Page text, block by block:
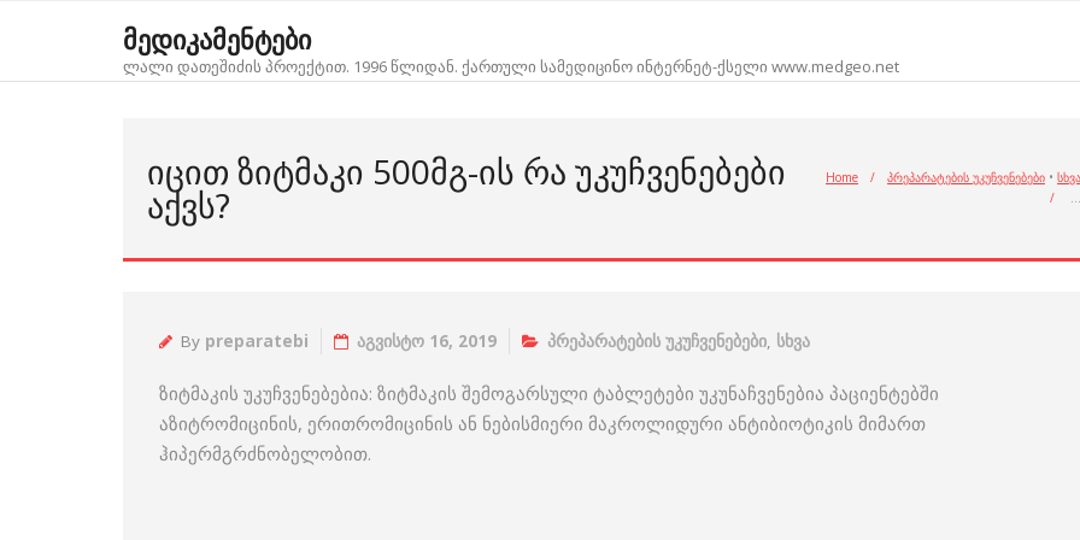
მედიკამენტები
ლალი დათეშიძის პროექტით. 1996 წლიდან. ქართული სამედიცინო ინტერნეტ-ქსელი www.medgeo.net
ᲘᲪᲘᲗ ᲖᲘᲢᲛᲐᲙᲘ 500ᲛᲒ-ᲘᲡ ᲠᲐ ᲣᲙᲣᲩᲕᲔᲜᲔᲑᲔᲑᲘ
ᲐᲥᲕᲡ?
Home / პრეპარატების უკუჩვენებები • სხვა
/
…
By preparatebi აგვისტო 16, 2019 პრეპარატების უკუჩვენებები, სხვა
ზიტმაკის უკუჩვენებებია: ზიტმაკის შემოგარსული ტაბლეტები უკუნაჩვენებია პაციენტებში
აზიტრომიცინის, ერითრომიცინის ან ნებისმიერი მაკროლიდური ანტიბიოტიკის მიმართ
ჰიპერმგრძნობელობით.